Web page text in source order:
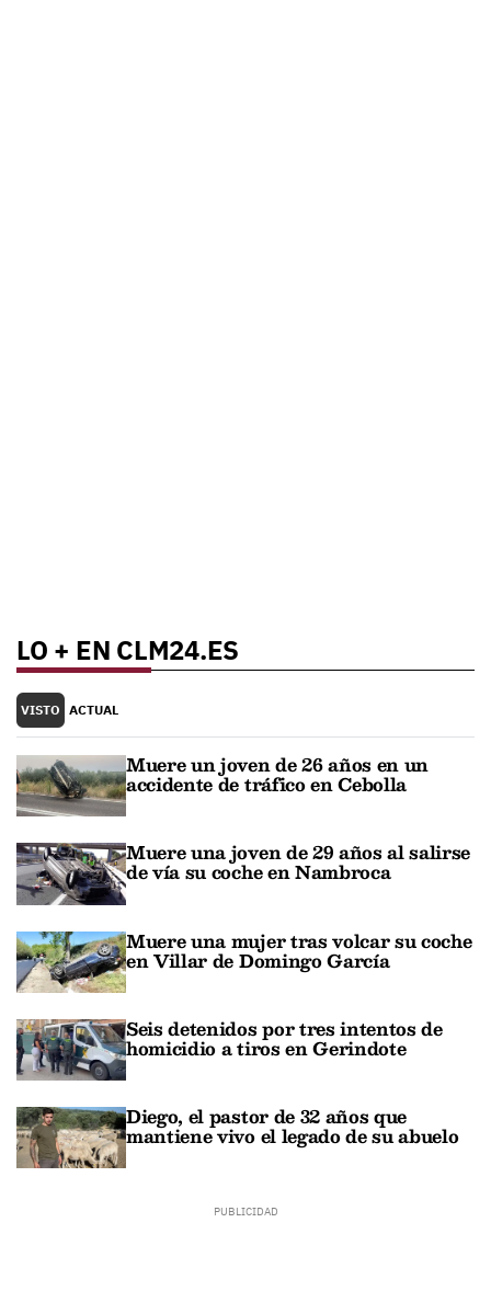
LO + EN CLM24.ES
VISTO ACTUAL
Muere un joven de 26 años en un
accidente de tráfico en Cebolla
Muere una joven de 29 años al salirse
de vía su coche en Nambroca
Muere una mujer tras volcar su coche
en Villar de Domingo García
Seis detenidos por tres intentos de
homicidio a tiros en Gerindote
Diego, el pastor de 32 años que
mantiene vivo el legado de su abuelo